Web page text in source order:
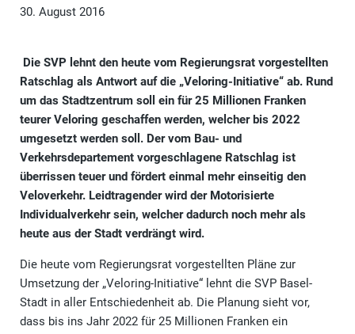
30. August 2016
Die SVP lehnt den heute vom Regierungsrat vorgestellten
Ratschlag als Antwort auf die „Veloring-Initiative“ ab. Rund
um das Stadtzentrum soll ein für 25 Millionen Franken
teurer Veloring geschaffen werden, welcher bis 2022
umgesetzt werden soll. Der vom Bau- und
Verkehrsdepartement vorgeschlagene Ratschlag ist
überrissen teuer und fördert einmal mehr einseitig den
Veloverkehr. Leidtragender wird der Motorisierte
Individualverkehr sein, welcher dadurch noch mehr als
heute aus der Stadt verdrängt wird.
Die heute vom Regierungsrat vorgestellten Pläne zur
Umsetzung der „Veloring-Initiative“ lehnt die SVP Basel-
Stadt in aller Entschiedenheit ab. Die Planung sieht vor,
dass bis ins Jahr 2022 für 25 Millionen Franken ein